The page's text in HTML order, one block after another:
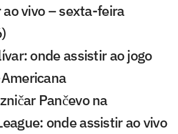
vivo – sexta-feira
onde assistir ao jogo
Pančevo na
onde assistir ao vivo